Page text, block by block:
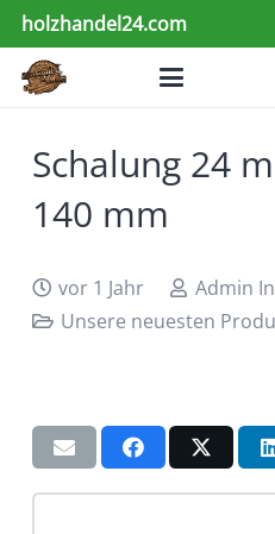
holzhandel24.com
Schalung 24
140 mm
vor 1 Jahr
Admin
Unsere neuesten